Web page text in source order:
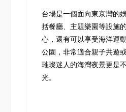
台場是一個面向東京灣的
括餐廳、主題樂園等設施
心，還有可以享受海洋運
公園，非常適合親子共遊
璀璨迷人的海灣夜景更是
光。